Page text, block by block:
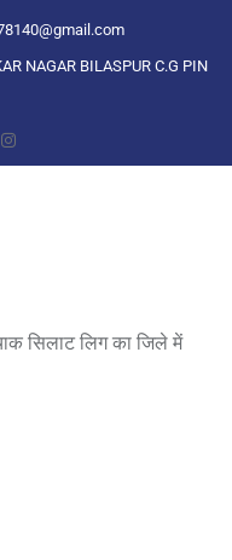
NAGAR BILASPUR C.G PIN
सिलाट लिग का जिले में